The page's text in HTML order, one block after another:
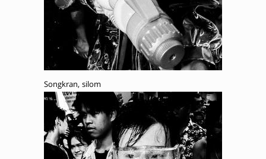
Songkran, silom